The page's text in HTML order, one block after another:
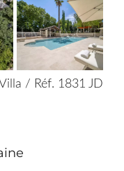
/ Réf. 1831 JD